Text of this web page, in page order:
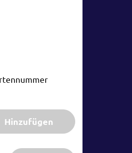
Hinzufügen